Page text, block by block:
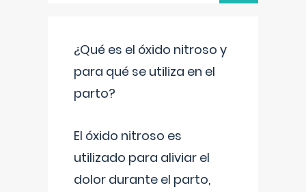
¿Qué es el óxido nitroso y
para qué se utiliza en el
parto?
El óxido nitroso es
utilizado para aliviar el
dolor durante el parto,